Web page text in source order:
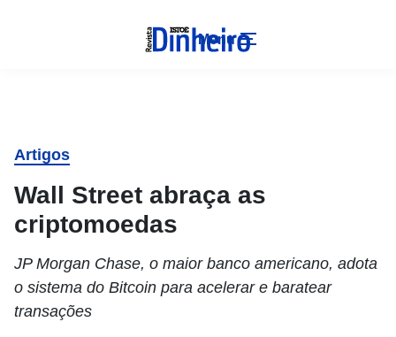
Menu
Artigos
Wall Street abraça as
criptomoedas
JP Morgan Chase, o maior banco americano, adota
o sistema do Bitcoin para acelerar e baratear
transações